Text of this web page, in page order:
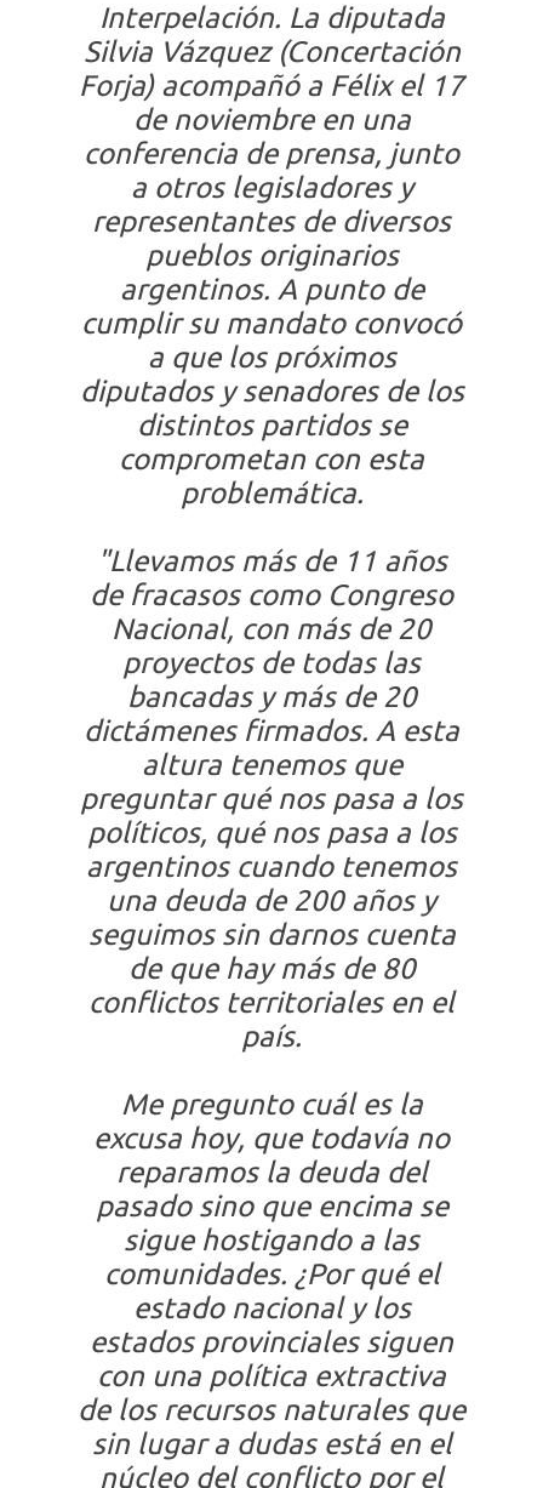
Interpelación. La diputada
Silvia Vázquez (Concertación
Forja) acompañó a Félix el 17
de noviembre en una
conferencia de prensa, junto
a otros legisladores y
representantes de diversos
pueblos originarios
argentinos. A punto de
cumplir su mandato convocó
a que los próximos
diputados y senadores de los
distintos partidos se
comprometan con esta
problemática.
"Llevamos más de 11 años
de fracasos como Congreso
Nacional, con más de 20
proyectos de todas las
bancadas y más de 20
dictámenes firmados. A esta
altura tenemos que
preguntar qué nos pasa a los
políticos, qué nos pasa a los
argentinos cuando tenemos
una deuda de 200 años y
seguimos sin darnos cuenta
de que hay más de 80
conflictos territoriales en el
país.
Me pregunto cuál es la
excusa hoy, que todavía no
reparamos la deuda del
pasado sino que encima se
sigue hostigando a las
comunidades. ¿Por qué el
estado nacional y los
estados provinciales siguen
con una política extractiva
de los recursos naturales que
sin lugar a dudas está en el
núcleo del conflicto por el